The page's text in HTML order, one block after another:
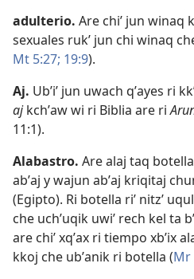
adulterio. Are chiʼ jun winaq
sexuales rukʼ jun chi winaq
Mt 5:27; 19:9).
Aj. Ubʼiʼ jun uwach qʼayes ri
ajkchʼaw wi ri Biblia are ri
11:1).
Alabastro. Are alaj taq
abʼaj y wajun abʼaj kriqitaj
(Egipto). Ri botella riʼ nitzʼ
che uchʼuqik uwiʼ rech kel ta
are chiʼ xqʼax ri tiempo xbʼix
kkoj che ubʼanik ri botella (Mr